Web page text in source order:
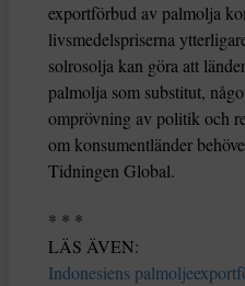
exportförbud av palmolja
livsmedelspriserna
solrosolja kan göra att
palmolja som substitut,
omprövning av politik och
om konsumentländer
Tidningen Global.
* * *
LÄS ÄVEN:
Indonesiens